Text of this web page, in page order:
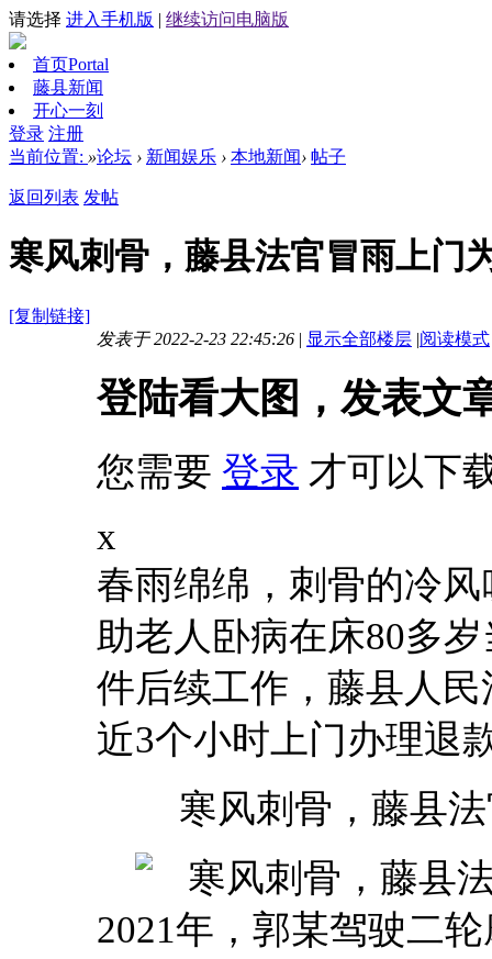
请选择 进入手机版 | 继续访问电脑版
首页Portal
藤县新闻
开心一刻
登录 注册
当前位置: »论坛 › 新闻娱乐 › 本地新闻› 帖子
返回列表 发帖
寒风刺骨，藤县法官冒雨上门
[复制链接]
发表于 2022-2-23 22:45:26 | 显示全部楼层 |阅读模式
登陆看大图，发表文
您需要 登录 才可以下
x
春雨绵绵，刺骨的冷
助老人卧病在床80多
件后续工作，藤县人
近3个小时上门办理退
寒风刺骨，藤县
2021年，郭某驾驶二